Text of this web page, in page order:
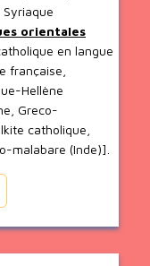
orientales
en langue
française,
Hellène
Greco-
catholique,
malabare (Inde)].